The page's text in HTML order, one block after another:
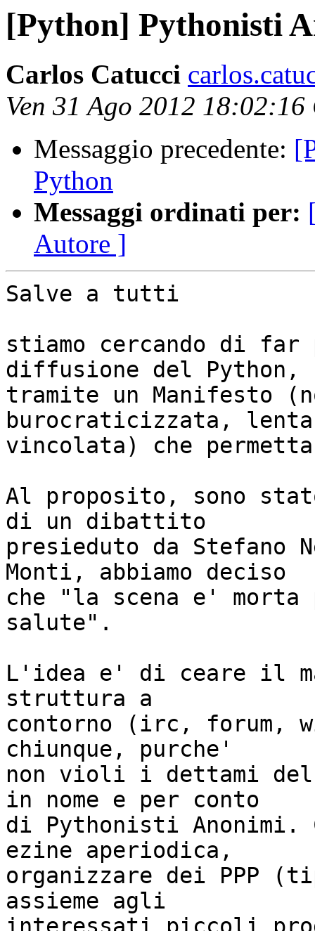
[Python] Pythonisti
Carlos Catucci
Ven 31 Ago 2012 18:02:16
Messaggio precedente:
Python
Messaggi ordinati per:
Autore ]
Salve a tutti
stiamo cercando di far
diffusione del Python,
tramite un Manifesto
burocraticizzata,
vincolata) che
Al proposito, sono
di un dibattito
presieduto da Stefano
Monti, abbiamo deciso
che "la scena e'
salute".
L'idea e' di ceare il
struttura a
contorno (irc,
chiunque, purche'
non violi i dettami del
in nome e per conto
di Pythonisti Anonimi.
ezine aperiodica,
organizzare dei PPP
assieme agli